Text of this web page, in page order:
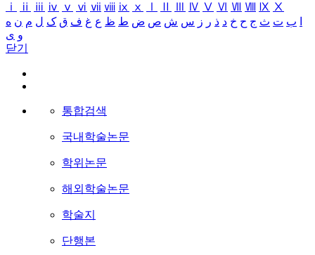
ⅰ
ⅱ ⅲ ⅳ ⅴ ⅵ ⅶ ⅷ ⅸ ⅹ Ⅳ Ⅴ Ⅵ Ⅶ Ⅷ Ⅸ Ⅹ
ب ت ث ج ح خ د ذ ر ز س ش ص ض ط ظ ع غ ف ق ک ل م ن ه
و ی
닫기
통합검색
국내학술논문
학위논문
해외학술논문
학술지
단행본